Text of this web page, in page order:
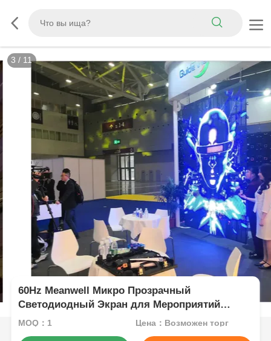
3 / 11
60Hz Meanwell Микро Прозрачный
Светодиодный Экран для Мероприятий
3.91мм
MOQ：1 Цена：Возможен торг